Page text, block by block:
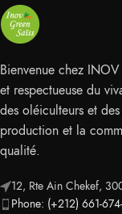
Bienvenue chez
et respectueuse du
des oléiculteurs et
production et la
qualité.
12, Rte Ain Chekef,
Phone: (+212) 661-